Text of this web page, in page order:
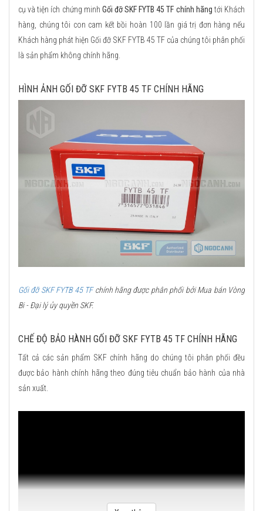
cụ và tiện ích chứng minh Gối đỡ SKF FYTB 45 TF chính hãng tới Khách
hàng, chúng tôi con cam kết bồi hoàn 100 lần giá trị đơn hàng nếu
Khách hàng phát hiện Gối đỡ SKF FYTB 45 TF của chúng tôi phân phối
là sản phẩm không chính hãng.
HÌNH ẢNH GỐI ĐỠ SKF FYTB 45 TF CHÍNH HÃNG
Gối đỡ SKF FYTB 45 TFchính hãng được phân phối bởi Mua bán Vòng
Bi - Đại lý ủy quyền SKF.
CHẾ ĐỘ BẢO HÀNH GỐI ĐỠ SKF FYTB 45 TF CHÍNH HÃNG
Tất cả các sản phẩm SKF chính hãng do chúng tôi phân phối đều
được bảo hành chính hãng theo đúng tiêu chuẩn bảo hành của nhà
sản xuất.